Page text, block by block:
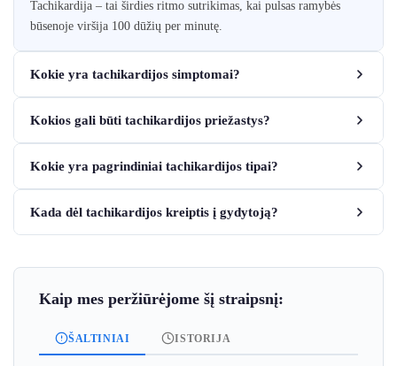
Tachikardija – tai širdies ritmo sutrikimas, kai pulsas ramybės
būsenoje viršija 100 dūžių per minutę.
Kokie yra tachikardijos simptomai?
Kokios gali būti tachikardijos priežastys?
Kokie yra pagrindiniai tachikardijos tipai?
Kada dėl tachikardijos kreiptis į gydytoją?
Kaip mes peržiūrėjome šį straipsnį:
ŠALTINIAI ISTORIJA